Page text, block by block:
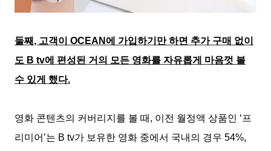
둘째 , 고객이 OCEAN 에 가입하기만 하면 추가 구매 없이
도 B tv에 편성된 거의 모든 영화를 자유롭게 마음껏 볼
수 있게 했다.
영화 콘텐츠의 커버리지를 볼 때 , 이전 월정액 상품인 ‘프
리미어 ’는 B tv가 보유한 영화 중에서 국내의 경우 54%,